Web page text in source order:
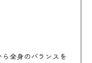
全身のバランスを